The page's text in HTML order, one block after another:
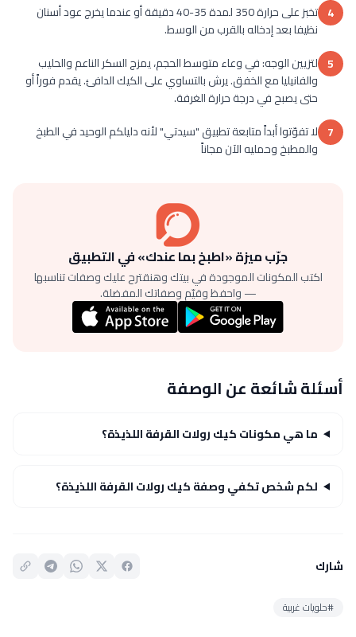
4
تخبز على حرارة 350 لمدة 35-40 دقيقة أو عندما يخرج عود أسنان
نظيفا بعد إدخاله بالقرب من الوسط.
5 لتزيين الوجه: في وعاء متوسط ​​الحجم، يمزج السكر الناعم والحليب
والفانيليا مع الخفق. يرش بالتساوي على الكيك الدافئ. يقدم فوراً أو
حتى يصبح في درجة حرارة الغرفة.
7 لا تفوّتوا أبداً متابعة تطبيق "سيدتي" لأنه دليلكم الوحيد في الطبخ
والمطبخ وحمليه الآن مجاناً
جرّب ميزة «اطبخ بما عندك» في التطبيق
اكتب المكونات الموجودة في بيتك وهنقترح عليك وصفات تناسبها
— واحفظ وقيّم وصفاتك المفضلة.
أسئلة شائعة عن الوصفة
ما هي مكونات كيك رولات القرفة اللذيذة؟
لكم شخص تكفي وصفة كيك رولات القرفة اللذيذة؟
شارك
#حلويات غربية